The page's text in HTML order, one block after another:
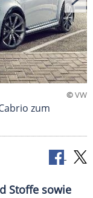
©VW
zum
Stoffe sowie